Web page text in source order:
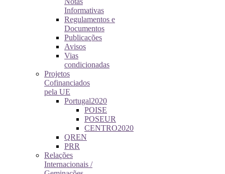
Informativas
Regulamentos e
Documentos
Publicações
Avisos
Vias
condicionadas
Projetos
Cofinanciados
pela UE
Portugal2020
POISE
POSEUR
CENTRO2020
QREN
PRR
Relações
Internacionais /